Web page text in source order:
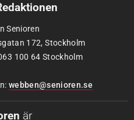
Senioren
172, Stockholm
100 64 Stockholm
webben@senioren.se
är